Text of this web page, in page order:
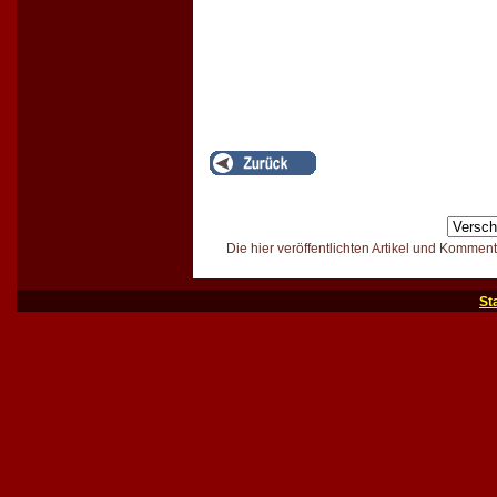
Die hier veröffentlichten Artikel und